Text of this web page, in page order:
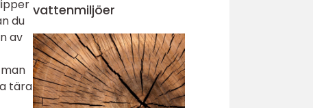
du
av
tära
vattenmiljöer